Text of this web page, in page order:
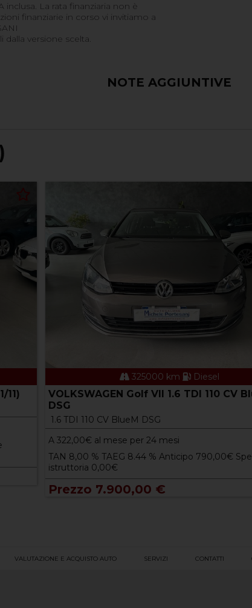
La rata finanziaria non è
finanziarie in corso vi invitiamo a
versione scelta.
NOTE AGGIUNTIVE
11)
325000 km Diesel
VOLKSWAGEN Golf VII 1.6 TDI 110 CV
DSG
1.6 TDI 110 CV BlueM DSG
A322,00€ al mese per 24 mesi
TAN 8,00 % TAEG 8.44 % Anticipo 790,00€
istruttoria 0,00€
Prezzo 7.900,00 €
VALUTAZIONE E ACQUISTO AUTO SERVIZI CONTATTI